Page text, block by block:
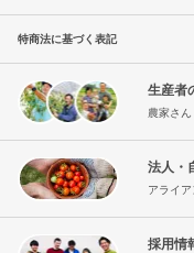
特商法に基づく表記
生産者
農家さ
法人・
アライ
採用情